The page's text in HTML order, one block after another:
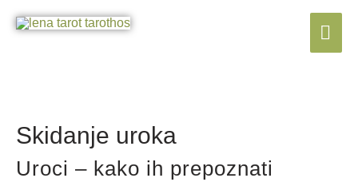
Skidanje uroka
Uroci – kako ih prepoznati